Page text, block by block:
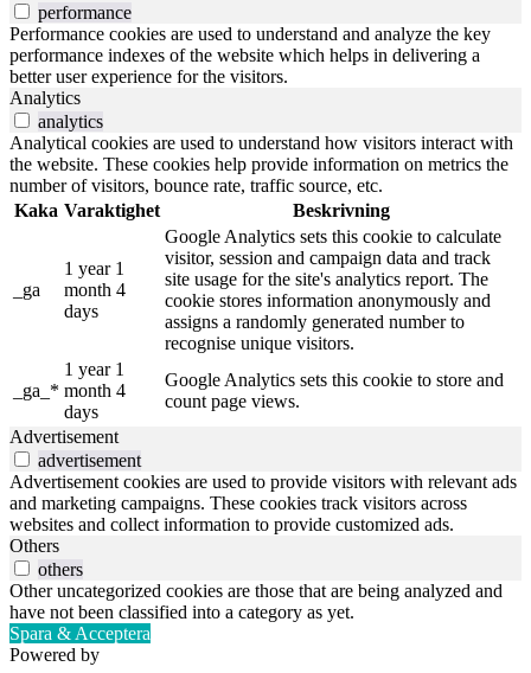
performance
Performance cookies are used to understand and analyze the key
performance indexes of the website which helps in delivering a
better user experience for the visitors.
Analytics
analytics
Analytical cookies are used to understand how visitors interact with
the website. These cookies help provide information on metrics the
number of visitors, bounce rate, traffic source, etc.
Kaka Varaktighet Beskrivning
_ga
1 year 1
month 4
days
Google Analytics sets this cookie to calculate
visitor, session and campaign data and track
site usage for the site's analytics report. The
cookie stores information anonymously and
assigns a randomly generated number to
recognise unique visitors.
_ga_*
1 year 1
month 4
days
Google Analytics sets this cookie to store and
count page views.
Advertisement
advertisement
Advertisement cookies are used to provide visitors with relevant ads
and marketing campaigns. These cookies track visitors across
websites and collect information to provide customized ads.
Others
others
Other uncategorized cookies are those that are being analyzed and
have not been classified into a category as yet.
Spara & Acceptera
Powered by